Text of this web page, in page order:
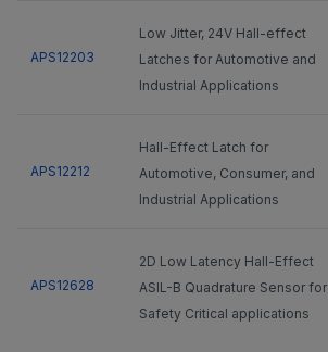
APS12203
Low Jitter, 24V Hall-effect
Latches for Automotive and
Industrial Applications
APS12212
Hall-Effect Latch for
Automotive, Consumer, and
Industrial Applications
APS12628
2D Low Latency Hall-Effect
ASIL-B Quadrature Sensor for
Safety Critical applications